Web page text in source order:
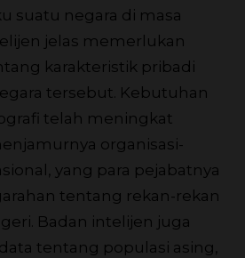
suatu negara di masa
jelas memerlukan
karakteristik pribadi
tersebut. Kebutuhan
telah meningkat
organisasi-
yang para pejabatnya
tentang rekan-rekan
Badan intelijen juga
tentang populasi asing,